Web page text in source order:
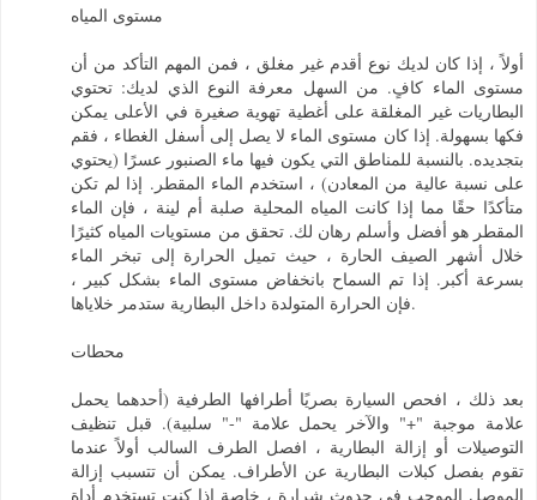
مستوى المياه
أولاً ، إذا كان لديك نوع أقدم غير مغلق ، فمن المهم التأكد من أن
مستوى الماء كافٍ. من السهل معرفة النوع الذي لديك: تحتوي
البطاريات غير المغلقة على أغطية تهوية صغيرة في الأعلى يمكن
فكها بسهولة. إذا كان مستوى الماء لا يصل إلى أسفل الغطاء ، فقم
بتجديده. بالنسبة للمناطق التي يكون فيها ماء الصنبور عسرًا (يحتوي
على نسبة عالية من المعادن) ، استخدم الماء المقطر. إذا لم تكن
متأكدًا حقًا مما إذا كانت المياه المحلية صلبة أم لينة ، فإن الماء
المقطر هو أفضل وأسلم رهان لك. تحقق من مستويات المياه كثيرًا
خلال أشهر الصيف الحارة ، حيث تميل الحرارة إلى تبخر الماء
بسرعة أكبر. إذا تم السماح بانخفاض مستوى الماء بشكل كبير ،
فإن الحرارة المتولدة داخل البطارية ستدمر خلاياها.
محطات
بعد ذلك ، افحص السيارة بصريًا أطرافها الطرفية (أحدهما يحمل
علامة موجبة "+" والآخر يحمل علامة "-" سلبية). قبل تنظيف
التوصيلات أو إزالة البطارية ، افصل الطرف السالب أولاً عندما
تقوم بفصل كبلات البطارية عن الأطراف. يمكن أن تتسبب إزالة
الموصل الموجب في حدوث شرارة ، خاصة إذا كنت تستخدم أداة